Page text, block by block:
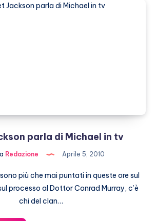
com’é
parla di Michael in tv
Redazione Aprile 5, 2010
più che mai puntati in queste ore sul
processo al Dottor Conrad Murray, c’è
chi del clan…